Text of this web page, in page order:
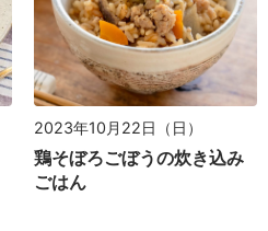
2023年10月22日（日）
鶏そぼろごぼうの炊き込み
ごはん